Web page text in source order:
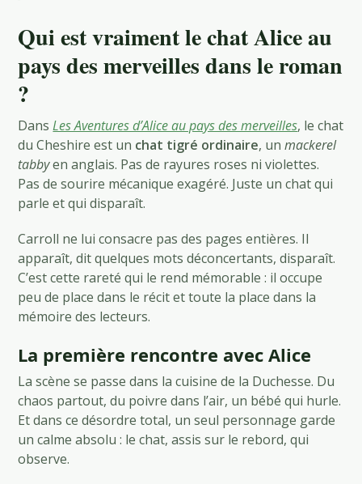
Qui est vraiment le chat Alice au
pays des merveilles dans le roman
?
DansLes Aventures d’Alice au pays des merveilles, le chat
du Cheshire est un chat tigré ordinaire, unmackerel
tabbyen anglais. Pas de rayures roses ni violettes.
Pas de sourire mécanique exagéré. Juste un chat qui
parle et qui disparaît.
Carroll ne lui consacre pas des pages entières. Il
apparaît, dit quelques mots déconcertants, disparaît.
C’est cette rareté qui le rend mémorable : il occupe
peu de place dans le récit et toute la place dans la
mémoire des lecteurs.
La première rencontre avec Alice
La scène se passe dans la cuisine de la Duchesse. Du
chaos partout, du poivre dans l’air, un bébé qui hurle.
Et dans ce désordre total, un seul personnage garde
un calme absolu : le chat, assis sur le rebord, qui
observe.